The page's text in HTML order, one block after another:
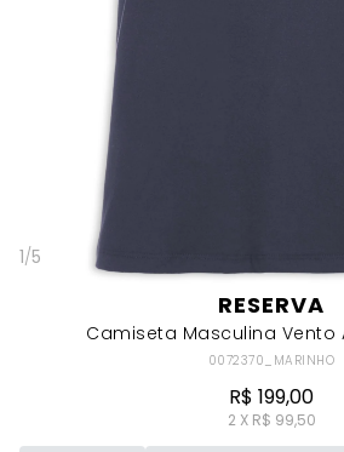
1/5
RESERVA
Camiseta Masculina Vento
0072370_MARINHO
R$ 199,00
2 X R$ 99,50